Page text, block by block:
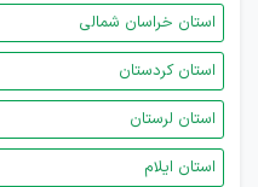
استان خراسان شمالی
استان کردستان
استان لرستان
استان ایلام